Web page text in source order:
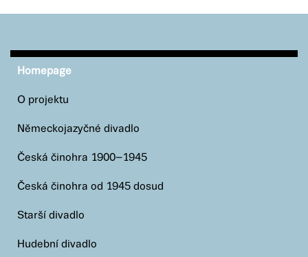
Homepage
O projektu
Německojazyčné divadlo
Česká činohra 1900–1945
Česká činohra od 1945 dosud
Starší divadlo
Hudební divadlo